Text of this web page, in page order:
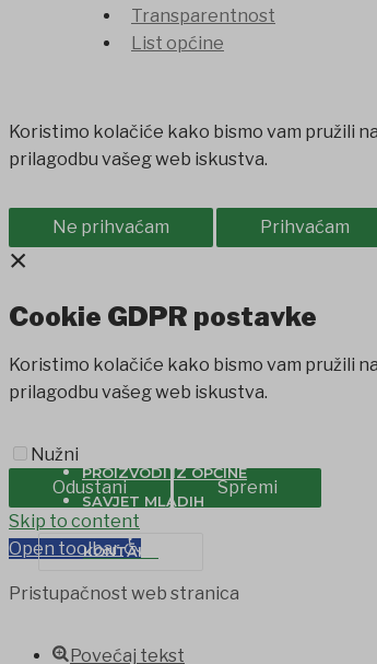
PROIZVODI IZ OPĆINE
SAVJET MLADIH
KONTAKT
Transparentnost
List općine
Koristimo kolačiće kako bismo vam pružili
prilagodbu vašeg web iskustva.
Ne prihvaćam Prihvaćam
×
Cookie GDPR postavke
Koristimo kolačiće kako bismo vam pružili
prilagodbu vašeg web iskustva.
Nužni
Odustani
Spremi
jojobet
Skip to content
Open toolbar
Pristupačnost web stranica
Povećaj tekst